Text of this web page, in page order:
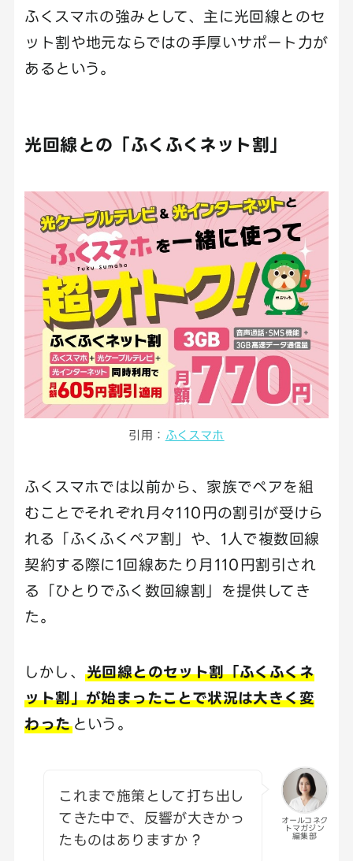
ふくスマホの強みとして、主に光回線とのセ
ット割や地元ならではの手厚いサポート力が
あるという。
光回線との「ふくふくネット割」
引用： ふくスマホ
ふくスマホでは以前から、家族でペアを組
むことでそれぞれ月々110円の割引が受けら
れる「ふくふくペア割」や、1人で複数回線
契約する際に1回線あたり月110円割引され
る「ひとりでふく数回線割」を提供してき
た。
しかし、 光回線とのセット割「ふくふくネ
ット割」が始まったことで状況は大きく変
わったという。
オールコネク
トマガジン
編集部
これまで施策として打ち出し
てきた中で、反響が大きかっ
たものはありますか？